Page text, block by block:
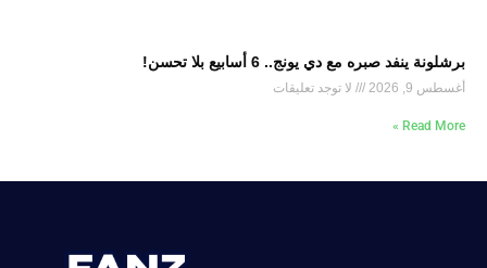
برشلونة ينفد صبره مع دي يونج.. 6 أسابيع بلا تحسن!
أغسطس 9, 2026 لا توجد تعليقات
Read More »